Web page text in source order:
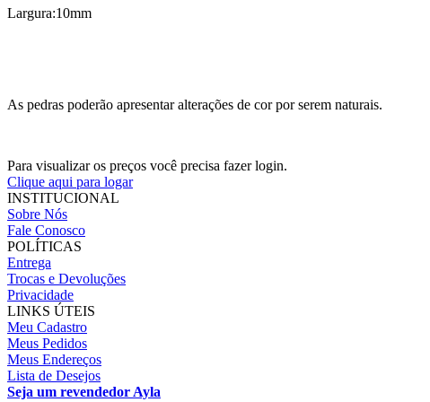
Largura:10mm
As pedras poderão apresentar alterações de cor por serem naturais.
Para visualizar os preços você precisa fazer login.
Clique aqui para logar
INSTITUCIONAL
Sobre Nós
Fale Conosco
POLÍTICAS
Entrega
Trocas e Devoluções
Privacidade
LINKS ÚTEIS
Meu Cadastro
Meus Pedidos
Meus Endereços
Lista de Desejos
Seja um revendedor Ayla